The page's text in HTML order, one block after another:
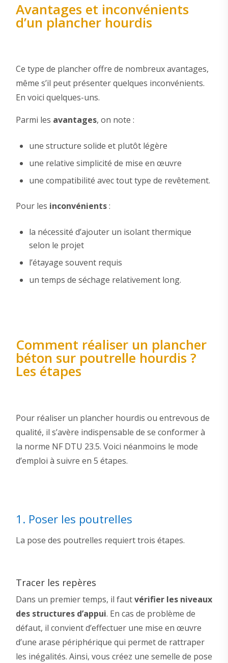
Avantages et inconvénients
d’un plancher hourdis
Ce type de plancher offre de nombreux avantages,
même s’il peut présenter quelques inconvénients.
En voici quelques-uns.
Parmi les avantages, on note :
une structure solide et plutôt légère
une relative simplicité de mise en œuvre
une compatibilité avec tout type de revêtement.
Pour les inconvénients:
la nécessité d’ajouter un isolant thermique
selon le projet
l’étayage souvent requis
un temps de séchage relativement long.
Comment réaliser un plancher
béton sur poutrelle hourdis ?
Les étapes
Pour réaliser un plancher hourdis ou entrevous de
qualité, il s’avère indispensable de se conformer à
la norme NF DTU 23.5. Voici néanmoins le mode
d’emploi à suivre en 5 étapes.
1. Poser les poutrelles
La pose des poutrelles requiert trois étapes.
Tracer les repères
Dans un premier temps, il fautvérifier les niveaux
des structuresd’appui. En cas de problème de
défaut, il convient d’effectuer une mise en œuvre
d’une arase périphérique qui permet de rattraper
les inégalités. Ainsi, vous créez une semelle de pose